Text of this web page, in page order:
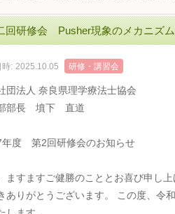
回研修会 Pusher現象のメカニズ
時: 2025.10.05 研修・講習会
団法人 奈良県理学療法士協会
部長 墳下 直道
年度 第2回研修会のお知らせ
ますますご健勝のこととお喜び申し
ありがとうございます。 この度、令